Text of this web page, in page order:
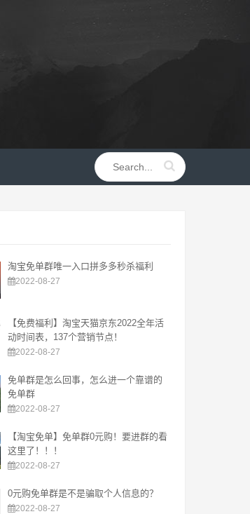
淘宝免单群唯一入口拼多多秒杀福利
2022-08-27
【免费福利】淘宝天猫京东2022全年活
动时间表，137个营销节点！
2022-08-27
免单群是怎么回事，怎么进一个靠谱的
免单群
2022-08-27
【淘宝免单】免单群0元购！要进群的看
这里了！！！
2022-08-27
0元购免单群是不是骗取个人信息的？
2022-08-27